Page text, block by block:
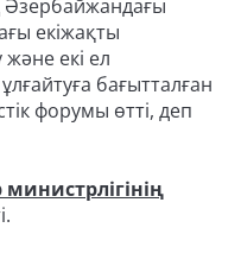
Әзербайжандағы
екіжақты
екі ел
бағытталған
форумы өтті, деп